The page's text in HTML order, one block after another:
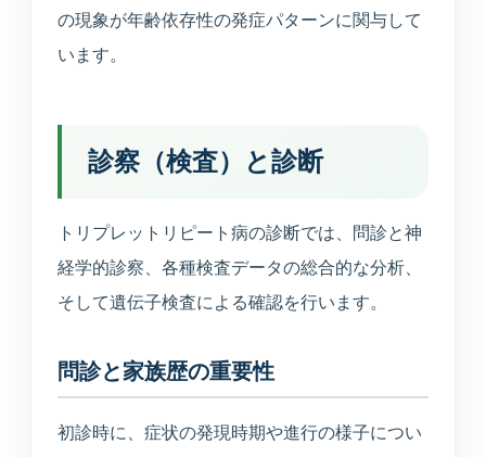
の現象が年齢依存性の発症パターンに関与して
います。
診察（検査）と診断
トリプレットリピート病の診断では、問診と神
経学的診察、各種検査データの総合的な分析、
そして遺伝子検査による確認を行います。
問診と家族歴の重要性
初診時に、症状の発現時期や進行の様子につい